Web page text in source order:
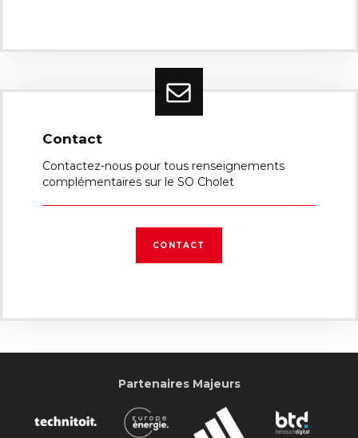
Contact
Contactez-nous pour tous renseignements
complémentaires sur le SO Cholet
CONTACT
Partenaires Majeurs